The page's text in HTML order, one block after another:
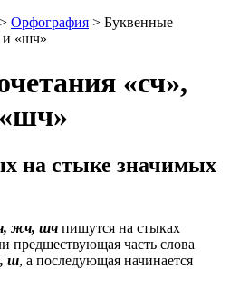
> Орфография > Буквенные
и «шч»
«сч»,
на стыке значимых
жч, шч пишутся на стыках
предшествующая часть слова
ш, а последующая начинается